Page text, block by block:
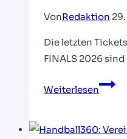
VonRedaktion
Die letzten
FINALS 2026
Weiterlesen